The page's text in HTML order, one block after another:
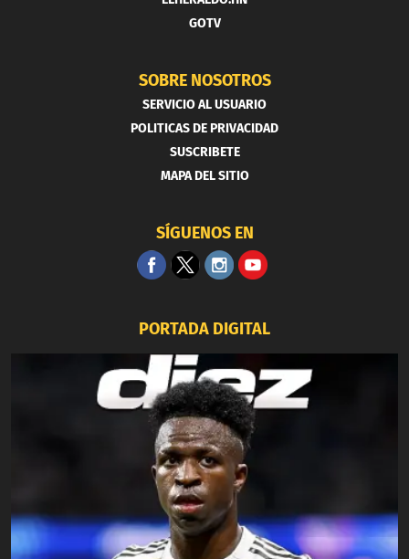
GOTV
SOBRE NOSOTROS
SERVICIO AL USUARIO
POLITICAS DE PRIVACIDAD
SUSCRIBETE
MAPA DEL SITIO
SÍGUENOS EN
PORTADA DIGITAL